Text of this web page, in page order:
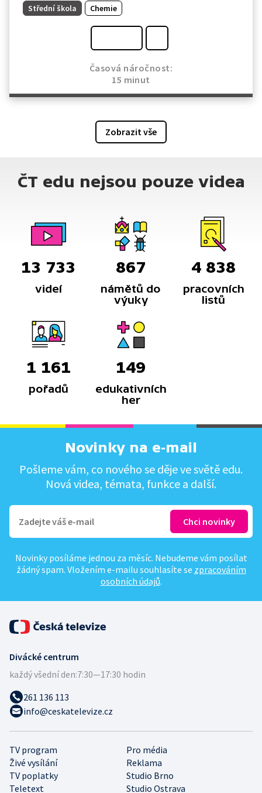
Střední škola Chemie
Časová náročnost:
15 minut
Zobrazit vše
ČT edu nejsou pouze videa
13 733
videí
867
námětů do
výuky
4 838
pracovních
listů
1 161
pořadů
149
edukativních
her
Novinky na e-mail
Pošleme vám, co nového se děje ve světě edu.
Nová videa, témata, funkce a další.
Novinky posíláme jednou za měsíc. Nebudeme vám posílat
žádný spam. Vložením e-mailu souhlasíte se zpracováním
osobních údajů.